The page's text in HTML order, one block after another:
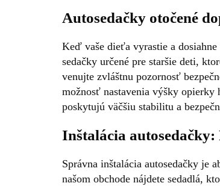
Autosedačky otočené
Keď vaše dieťa vyrastie a
sedačky určené pre staršie deti,
venujte zvláštnu pozornosť
možnosť nastavenia výšky
poskytujú väčšiu stabilitu a
Inštalácia
Správna inštalácia autosedačky je
našom obchode nájdete sedadlá,